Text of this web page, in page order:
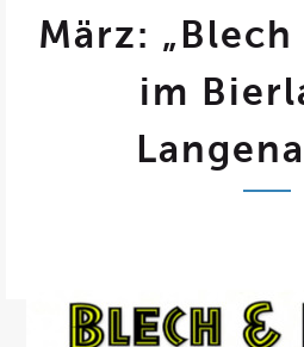
März: „Blech
im